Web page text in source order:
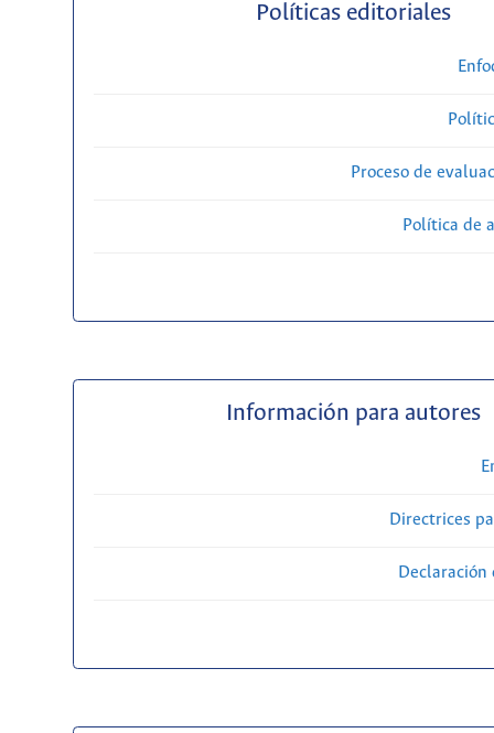
Políticas editoriales
Proceso de
Política de
Información para autores
Directrices